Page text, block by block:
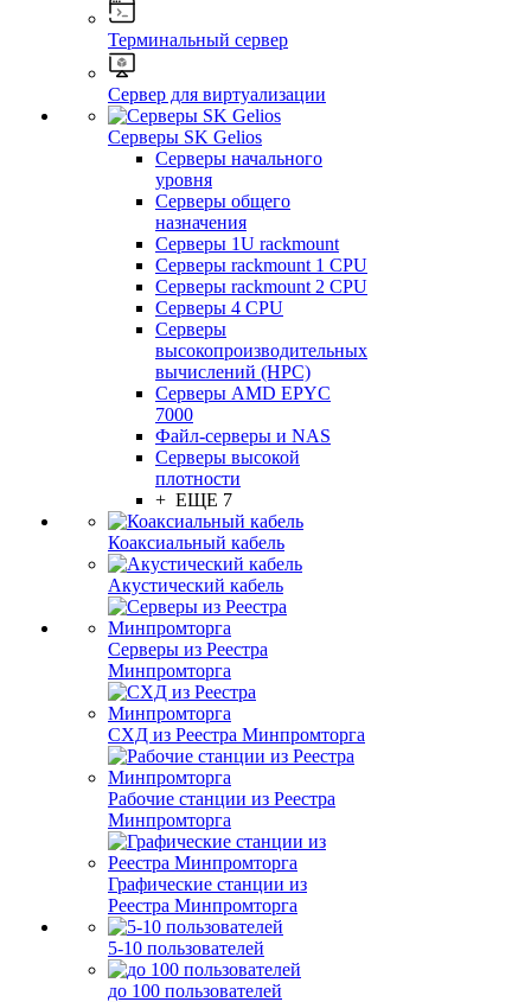
Терминальный сервер
Сервер для виртуализации
Серверы SK Gelios
Серверы начального
уровня
Серверы общего
назначения
Серверы 1U rackmount
Серверы rackmount 1 CPU
Серверы rackmount 2 CPU
Серверы 4 CPU
Серверы
высокопроизводительных
вычислений (HPC)
Серверы AMD EPYC
7000
Файл-серверы и NAS
Серверы высокой
плотности
+ ЕЩЕ 7
Коаксиальный кабель
Акустический кабель
Серверы из Реестра
Минпромторга
СХД из Реестра Минпромторга
Рабочие станции из Реестра
Минпромторга
Графические станции из
Реестра Минпромторга
5-10 пользователей
до 100 пользователей